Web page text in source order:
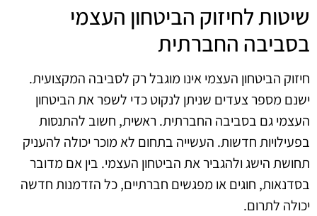
שיטות לחיזוק הביטחון העצמי
בסביבה החברתית
חיזוק הביטחון העצמי אינו מוגבל רק לסביבה המקצועית.
ישנם מספר צעדים שניתן לנקוט כדי לשפר את הביטחון
העצמי גם בסביבה החברתית. ראשית, חשוב להתנסות
בפעילויות חדשות. העשייה בתחום לא מוכר יכולה להעניק
תחושת הישג ולהגביר את הביטחון העצמי. בין אם מדובר
בסדנאות, חוגים או מפגשים חברתיים, כל הזדמנות חדשה
יכולה לתרום.